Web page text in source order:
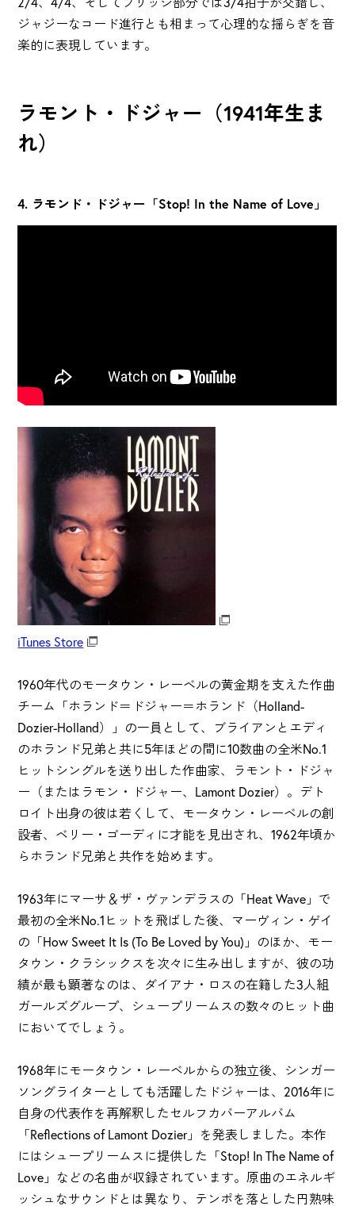
ジャジーなコード進行とも相まって心理的な揺らぎを音
楽的に表現しています。
ラモント・ドジャー（1941年生ま
れ）
4. ラモンド・ドジャー「Stop! In the Name of Love」
iTunes Store
1960年代のモータウン・レーベルの黄金期を支えた作曲
チーム「ホランド＝ドジャー＝ホランド（Holland-
Dozier-Holland）」の一員として、ブライアンとエディ
のホランド兄弟と共に5年ほどの間に10数曲の全米No.1
ヒットシングルを送り出した作曲家、ラモント・ドジャ
ー（またはラモン・ドジャー、Lamont Dozier）。デト
ロイト出身の彼は若くして、モータウン・レーベルの創
設者、ベリー・ゴーディに才能を見出され、1962年頃か
らホランド兄弟と共作を始めます。
1963年にマーサ＆ザ・ヴァンデラスの「Heat Wave」で
最初の全米No.1ヒットを飛ばした後、マーヴィン・ゲイ
の「How Sweet It Is (To Be Loved by You)」のほか、モー
タウン・クラシックスを次々に生み出しますが、彼の功
績が最も顕著なのは、ダイアナ・ロスの在籍した3人組
ガールズグループ、シュープリームスの数々のヒット曲
においてでしょう。
1968年にモータウン・レーベルからの独立後、シンガー
ソングライターとしても活躍したドジャーは、2016年に
自身の代表作を再解釈したセルフカバーアルバム
「Reflections of Lamont Dozier」を発表しました。本作
にはシュープリームスに提供した「Stop! In The Name of
Love」などの名曲が収録されています。原曲のエネルギ
ッシュなサウンドとは異なり、テンポを落とした円熟味